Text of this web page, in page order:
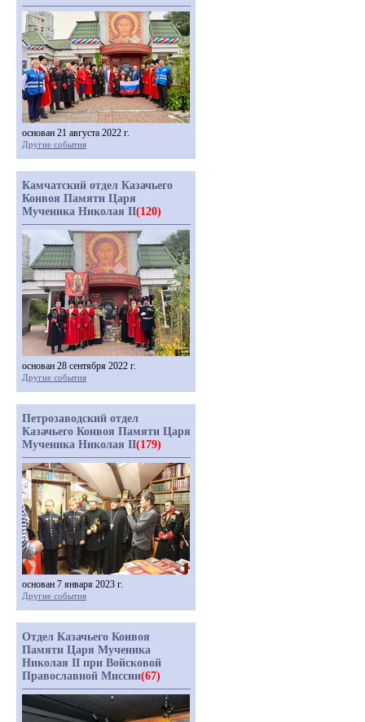
основан 21 августа 2022 г.
Другие события
Камчатский отдел Казачьего
Конвоя Памяти Царя
Мученика Николая II(120)
основан 28 сентября 2022 г.
Другие события
Петрозаводский отдел
Казачьего Конвоя Памяти Царя
Мученика Николая II(179)
основан 7 января 2023 г.
Другие события
Отдел Казачьего Конвоя
Памяти Царя Мученика
Николая II при Войсковой
Православной Миссии(67)